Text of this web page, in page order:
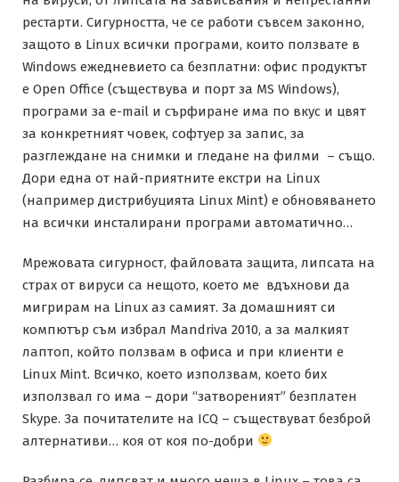
рестарти. Сигурността, че се работи съвсем законно,
защото в Linux всички програми, които ползвате в
Windows ежедневието са безплатни: офис продуктът
е Open Office (съществува и порт за MS Windows),
програми за e-mail и сърфиране има по вкус и цвят
за конкретният човек, софтуер за запис, за
разглеждане на снимки и гледане на филми – също.
Дори една от най-приятните екстри на Linux
(например дистрибуцията Linux Mint) е обновяването
на всички инсталирани програми автоматично…
Мрежовата сигурност, файловата защита, липсата на
страх от вируси са нещото, което ме вдъхнови да
мигрирам на Linux аз самият. За домашният си
компютър съм избрал Mandriva 2010, а за малкият
лаптоп, който ползвам в офиса и при клиенти е
Linux Mint. Всичко, което използвам, което бих
използвал го има – дори “затвореният” безплатен
Skype. За почитателите на ICQ – съществуват безброй
алтернативи… коя от коя по-добри